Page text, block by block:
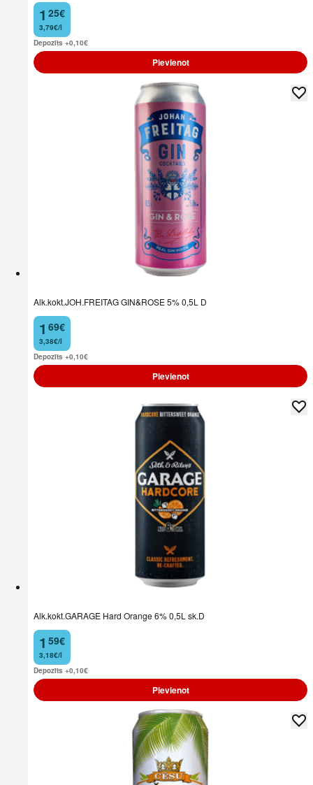
1
. 25€
3,79€/l
Depozīts +0,10€
Pievienot
Alk.kokt.JOH.FREITAG GIN&ROSE 5% 0,5L D
1
. 69€
3,38€/l
Depozīts +0,10€
Pievienot
Alk.kokt.GARAGE Hard Orange 6% 0,5L sk.D
1
. 59€
3,18€/l
Depozīts +0,10€
Pievienot